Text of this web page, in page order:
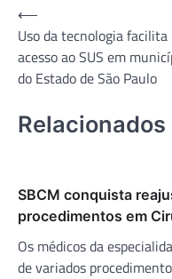
Navegação
de
Post
⟵
Uso da tecnologia facilita
acesso ao SUS em
do Estado de São Paulo
Relacionados
SBCM conquista
procedimentos em
Os médicos da
de variados